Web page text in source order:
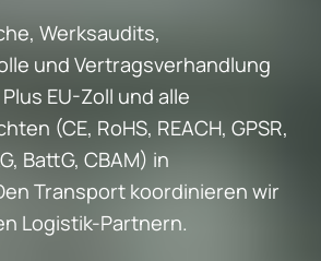
Werksaudits,
und Vertragsverhandlung
EU-Zoll und alle
(CE, RoHS, REACH, GPSR,
BattG, CBAM) in
Transport koordinieren wir
Logistik-Partnern.